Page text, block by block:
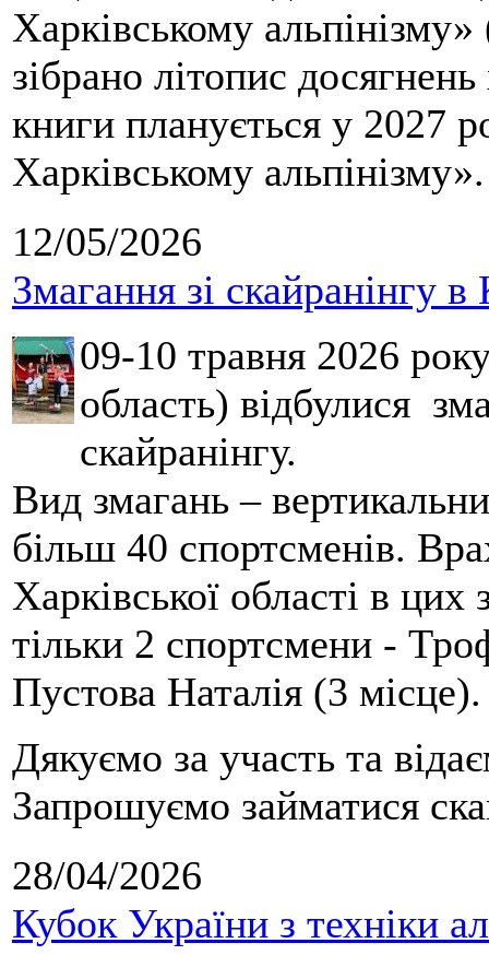
Харківському
зібрано літопис
книги планується у 2027
Харківському альпінізму».
12/05/2026
Змагання зі скайранінгу в
09-10 травня 2026
область) відбулися
скайранінгу.
Вид змагань –
більш 40 спортсменів.
Харківської області в
тільки 2 спортсмени -
Пустова Наталія (3 місце).
Дякуємо за участь та
Запрошуємо займатися
28/04/2026
Кубок України з техніки